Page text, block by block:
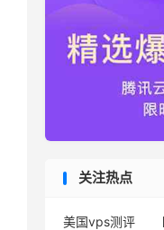
关注热点
美国vps测评